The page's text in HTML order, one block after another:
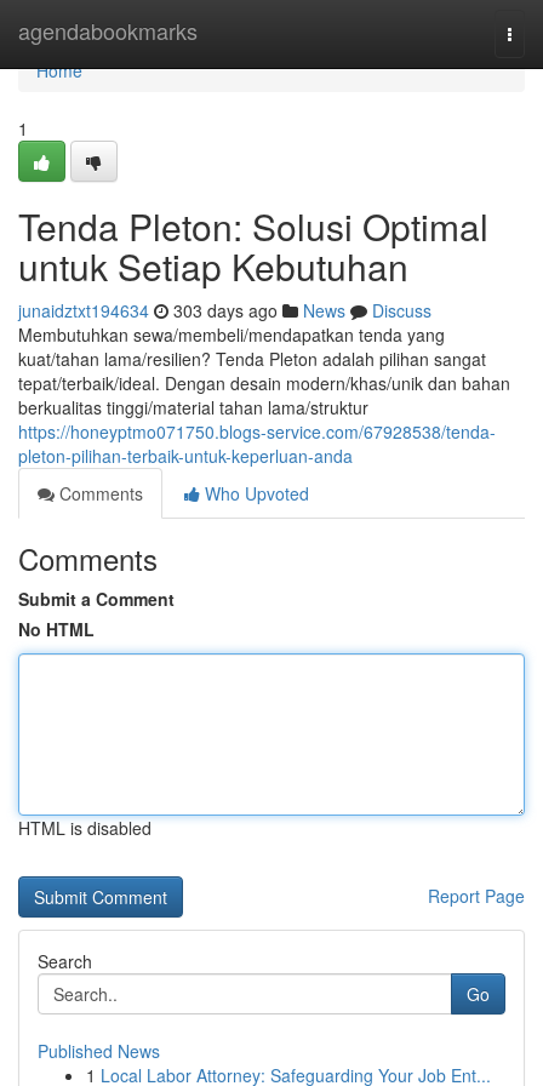
agendabookmarks
Home
Home
1
Tenda Pleton: Solusi Optimal
untuk Setiap Kebutuhan
junaidztxt194634 303 days ago News
Discuss
Membutuhkan sewa/membeli/mendapatkan tenda yang
kuat/tahan lama/resilien? Tenda Pleton adalah pilihan sangat
tepat/terbaik/ideal. Dengan desain modern/khas/unik dan bahan
berkualitas tinggi/material tahan lama/struktur
https://honeyptmo071750.blogs-service.com/67928538/tenda-
pleton-pilihan-terbaik-untuk-keperluan-anda
Comments
Who Upvoted
Comments
Submit a Comment
No HTML
HTML is disabled
Report Page
Search
Go
Published News
1 Local Labor Attorney: Safeguarding Your Job Ent...